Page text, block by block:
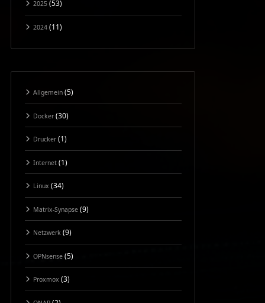
2025(53)
2024(11)
Allgemein(5)
Docker(30)
Drucker(1)
Internet(1)
Linux (34)
Matrix-Synapse(9)
Netzwerk(9)
OPNsense(5)
Proxmox (3)